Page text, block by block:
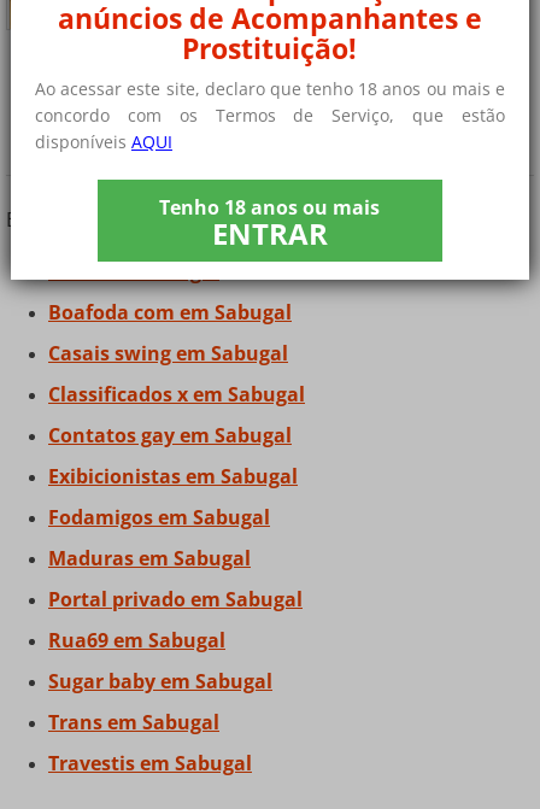
¿Você está procurando outros tipos de
contatos?
Encontre contatos e amigos em Sabugal
Boafoda com em Sabugal
Casais swing em Sabugal
Classificados x em Sabugal
Contatos gay em Sabugal
Exibicionistas em Sabugal
Fodamigos em Sabugal
Maduras em Sabugal
Portal privado em Sabugal
Rua69 em Sabugal
Sugar baby em Sabugal
Trans em Sabugal
Travestis em Sabugal
anúncios de Acompanhantes e
Prostituição!
Ao acessar este site, declaro que tenho 18 anos ou mais e
concordo com os Termos de Serviço, que estão
disponíveis AQUI
Tenho 18 anos ou mais
ENTRAR